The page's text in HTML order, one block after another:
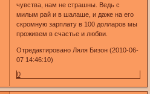
чувства, нам не страшны. Ведь с
милым рай и в шалаше, и даже на его
скромную зарплату в 100 долларов мы
проживем в счастье и любви.
Отредактировано Ляля Бизон (2010-06-
07 14:46:10)
0